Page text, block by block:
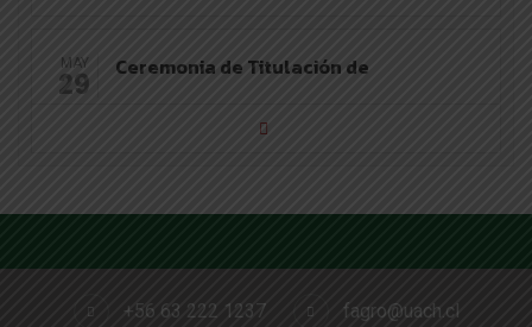
MAY
29 Ceremonia de Titulación de
+56 63 222 1237 fagro@uach.cl